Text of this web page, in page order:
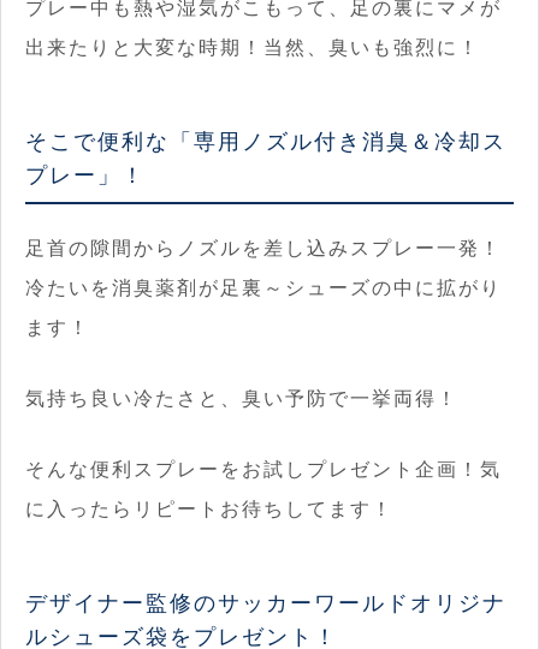
プレー中も熱や湿気がこもって、足の裏にマメが
出来たりと大変な時期！当然、臭いも強烈に！
そこで便利な「専用ノズル付き消臭＆冷却ス
プレー」！
足首の隙間からノズルを差し込みスプレー一発！
冷たいを消臭薬剤が足裏～シューズの中に拡がり
ます！
気持ち良い冷たさと、臭い予防で一挙両得！
そんな便利スプレーをお試しプレゼント企画！気
に入ったらリピートお待ちしてます！
デザイナー監修のサッカーワールドオリジナ
ルシューズ袋をプレゼント！